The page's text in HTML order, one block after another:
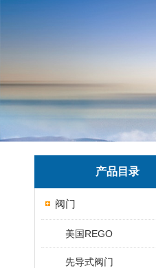
产品目录
阀门
美国REGO
先导式阀门